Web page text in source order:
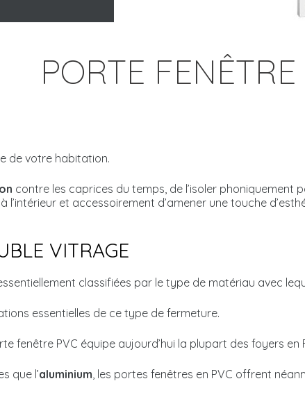
PORTE
de votre habitation.
contre les caprices du temps, de l’isoler
et accessoirement d’amener une touche
VITRAGE
classifiées par le type de matériau avec
essentielles de ce type de fermeture.
fenêtre PVC équipe aujourd’hui la plupart des foyers en
que l’aluminium, les portes fenêtres en PVC offrent